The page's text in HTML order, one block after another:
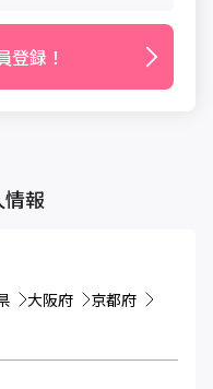
登録！
報
大阪府
京都府